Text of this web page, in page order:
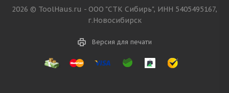
2026 © ToolHaus.ru - ООО "СТК Сибирь", ИНН 5405495167,
г.Новосибирск
Версия для печати